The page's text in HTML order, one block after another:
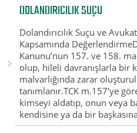
DOLANDIRICILIK SUÇU
Dolandırıcılık Suçu ve
Kapsamında
Kanunu’nun 157. ve 158.
olup, hileli davranışlarla bir
malvarlığında zarar
tanımlanır.TCK m.157’ye
kimseyi aldatıp, onun veya
kendisine ya da bir